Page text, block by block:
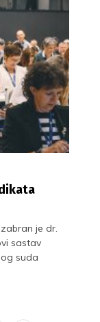
je dr.
sastav
suda